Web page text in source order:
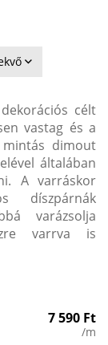
célt
vastag és a
dimout
általában
A varráskor
díszpárnák
varázsolja
varrva is
7 590 Ft
/m